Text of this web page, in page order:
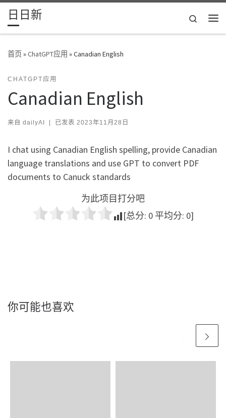
Skip to content
日日新
Search
首页»ChatGPT应用 »Canadian English
CHATGPT应用
Canadian English
来自 dailyAI | 已发表 2023年11月28日
I chat using Canadian English spelling, provide Canadian
language translations and use GPT to convert PDF
documents to Canuck standards
为此项目打分吧
[总分: 0 平均分: 0]
你可能也喜欢